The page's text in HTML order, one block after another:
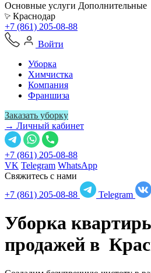
Основные услуги Дополнительные
Краснодар
+7 (861) 205-08-88
Войти
Уборка
Химчистка
Компания
Франшиза
Заказать уборку
→ Личный кабинет
+7 (861) 205-08-88
VK Telegram WhatsApp
Свяжитесь с нами
+7 (861) 205-08-88
Telegram
Уборка
продажей в